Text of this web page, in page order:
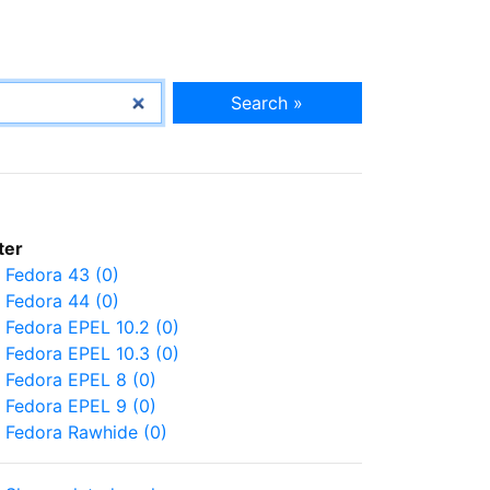
Search »
Fedora 43 (0)
Fedora 44 (0)
Fedora EPEL 10.2 (0)
Fedora EPEL 10.3 (0)
Fedora EPEL 8 (0)
Fedora EPEL 9 (0)
Fedora Rawhide (0)